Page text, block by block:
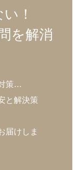
！
を解消
策…
と解決策
届けしま